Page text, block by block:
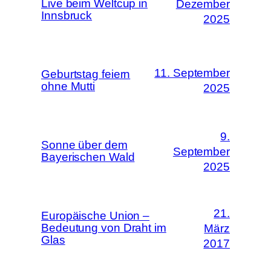
Live beim Weltcup in
Innsbruck
Dezember
2025
Geburtstag feiern
ohne Mutti
11. September
2025
Sonne über dem
Bayerischen Wald
9.
September
2025
Europäische Union –
Bedeutung von Draht im
Glas
21.
März
2017